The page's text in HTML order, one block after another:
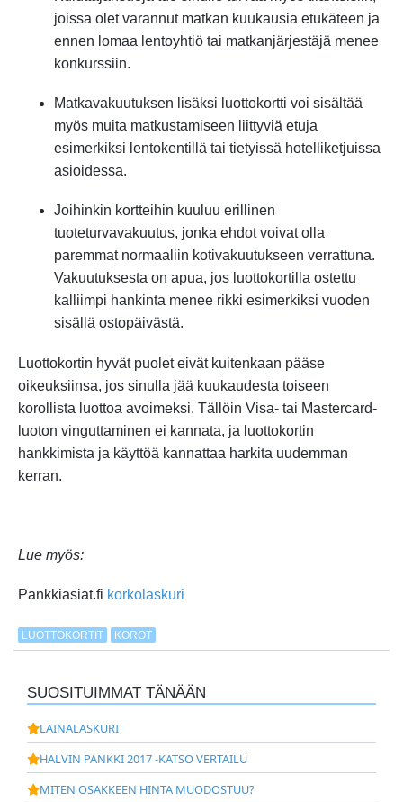
joissa olet varannut matkan kuukausia etukäteen ja
ennen lomaa lentoyhtiö tai matkanjärjestäjä menee
konkurssiin.
Matkavakuutuksen lisäksi luottokortti voi sisältää
myös muita matkustamiseen liittyviä etuja
esimerkiksi lentokentillä tai tietyissä hotelliketjuissa
asioidessa.
Joihinkin kortteihin kuuluu erillinen
tuoteturvavakuutus, jonka ehdot voivat olla
paremmat normaaliin kotivakuutukseen verrattuna.
Vakuutuksesta on apua, jos luottokortilla ostettu
kalliimpi hankinta menee rikki esimerkiksi vuoden
sisällä ostopäivästä.
Luottokortin hyvät puolet eivät kuitenkaan pääse
oikeuksiinsa, jos sinulla jää kuukaudesta toiseen
korollista luottoa avoimeksi. Tällöin Visa- tai Mastercard-
luoton vinguttaminen ei kannata, ja luottokortin
hankkimista ja käyttöä kannattaa harkita uudemman
kerran.
Lue myös:
Pankkiasiat.fi korkolaskuri
LUOTTOKORTIT KOROT
SUOSITUIMMAT TÄNÄÄN
LAINALASKURI
HALVIN PANKKI 2017 -KATSO VERTAILU
MITEN OSAKKEEN HINTA MUODOSTUU?